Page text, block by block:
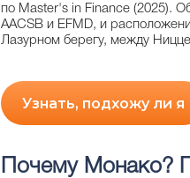
по Master's in Finance (2025).
AACSB и EFMD, и
Лазурном берегу, между
Узнать, подхожу ли я
Почему Монако?